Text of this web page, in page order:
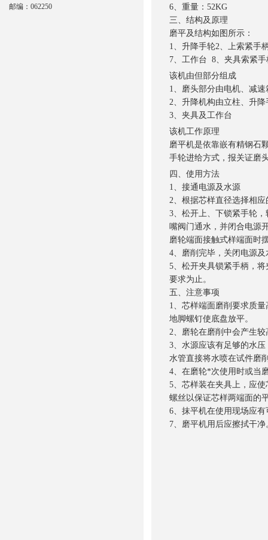
6、重量：52KG
三、 结构及原理
磨平及结构如图所示：
1、升降手轮2、上索紧手
7、工作台 8、夹具索紧
该机由但部分组成
1、磨头部分由电机、减
2、升降机构由立柱、升
3、夹具及工作台
该机工作原理
磨平机是依靠嵌有精钢石
手轮进给方式，报关证磨
四、 使用方法
1、接通电源及水源
2、根据芯样直径选择相
3、松开上、下锁紧手轮
嘴阀门通水，并闭合电源
磨轮端面接触式样端面时
4、磨削完毕，关闭电源
5、松开夹具锁紧手柄，
要求为止。
五、 注意事项
1、芯样端面磨削要求质
地脚螺钉使底盘放平。
2、磨轮在磨削中会产生
3、水源应该有足够的水
水管直接将水喷在试件磨
4、在磨轮*次使用时或当
5、芯样装在夹具上，应
螺丝以保证芯样两端面的
6、抹平机在使用现场应
7、磨平机用后应擦拭干净
邮编：062250